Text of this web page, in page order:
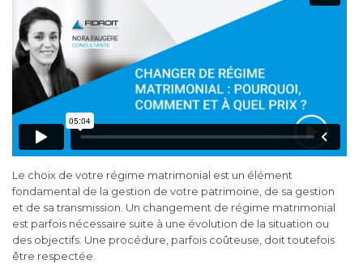
Le choix de votre régime matrimonial est un élément
fondamental de la gestion de votre patrimoine, de sa gestion
et de sa transmission. Un changement de régime matrimonial
est parfois nécessaire suite à une évolution de la situation ou
des objectifs. Une procédure, parfois coûteuse, doit toutefois
être respectée.